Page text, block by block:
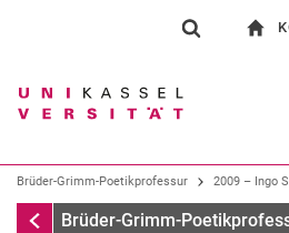
Suchen
Kontakt für
Brüder-Grimm-Poetikprofessur 2009 – Ingo
Brüder-Grimm-Poetikprofessur
Brüder-Grimm-